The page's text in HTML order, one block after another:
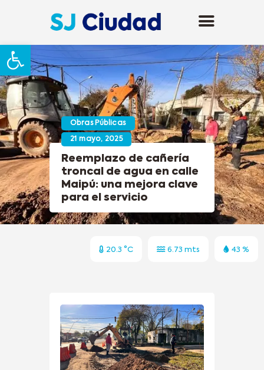
Abrir barra de herramientas
Obras Públicas
21 mayo, 2025
Reemplazo de cañería
troncal de agua en calle
Maipú: una mejora clave
para el servicio
20.3 °C 6.73 mts 43 %